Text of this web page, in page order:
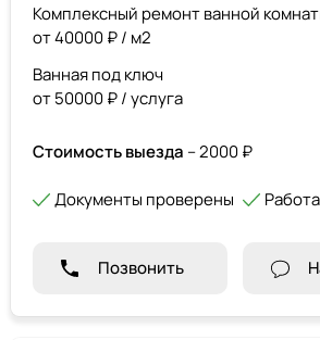
Комплексный ремонт ванной
от 40000 ₽ / м2
Ванная под ключ
от 50000 ₽ / услуга
Стоимость выезда – 2000 ₽
Документы проверены
Позвонить